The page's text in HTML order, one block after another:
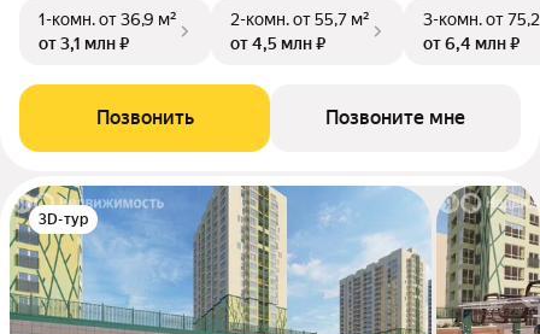
1-комн.от 36,9 м²
от 3,1 млн ₽
2-комн.от 55,7 м²
от 4,5 млн ₽
3-комн.от
от 6,4 млн ₽
Позвонить Позвоните мне
3D-тур